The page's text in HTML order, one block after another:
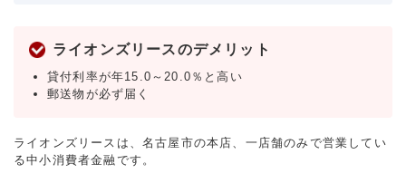
ライオンズリースのデメリット
貸付利率が年15.0～20.0％と高い
郵送物が必ず届く
ライオンズリースは、名古屋市の本店、一店舗のみで営業してい
る中小消費者金融です。